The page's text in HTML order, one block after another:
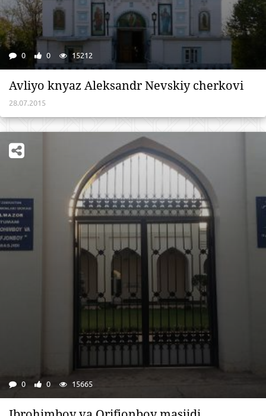
0 0 15212
Avliyo knyaz Aleksandr Nevskiy cherkovi
28.07.2015
0 0 15665